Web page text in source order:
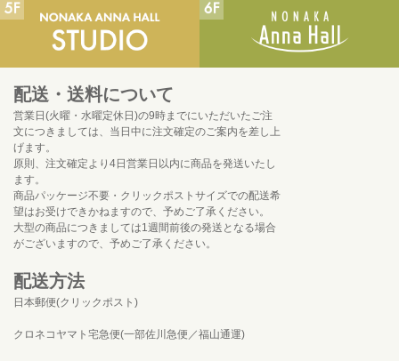
配送・送料について
営業日(火曜・水曜定休日)の9時までにいただいたご注
文につきましては、当日中に注文確定のご案内を差し上
げます。
原則、注文確定より4日営業日以内に商品を発送いたし
ます。
商品パッケージ不要・クリックポストサイズでの配送希
望はお受けできかねますので、予めご了承ください。
大型の商品につきましては1週間前後の発送となる場合
がございますので、予めご了承ください。
配送方法
日本郵便(クリックポスト)
クロネコヤマト宅急便(一部佐川急便／福山通運)